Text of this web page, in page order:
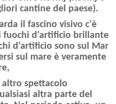
cantine del paese).
il fascino visivo c'è
fuochi d'artificio brillante
d'artificio sono sul Mar
sul mare è veramente
spettacolo
altra parte del